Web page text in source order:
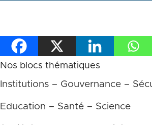
Nos blocs thématiques
Institutions – Gouvernance –
Education – Santé – Science